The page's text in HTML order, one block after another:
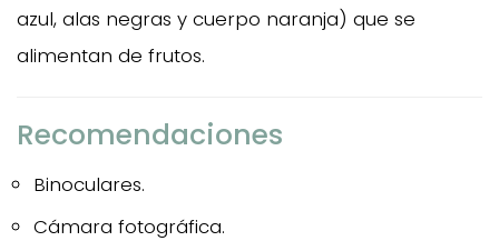
azul, alas negras y cuerpo naranja) que se
alimentan de frutos.
Recomendaciones
Binoculares.
Cámara fotográfica.